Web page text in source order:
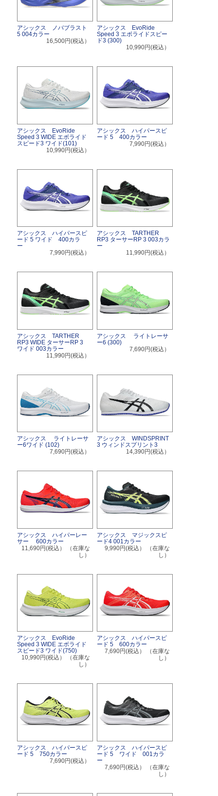
アシックス ノバブラスト
5 004カラー
16,500円(税込）
アシックス EvoRide
Speed 3 エボライドスピー
ド3 (300)
10,990円(税込）
アシックス EvoRide
Speed 3 WIDE エボライド
スピード3 ワイド(101)
10,990円(税込）
アシックス ハイパースピ
ード 5 400カラー
7,990円(税込）
アシックス ハイパースピ
ード 5 ワイド 400カラ
ー
7,990円(税込）
アシックス TARTHER
RP3 ターサーRP 3 003カラ
ー
11,990円(税込）
アシックス TARTHER
RP3 WIDE ターサーRP 3
ワイド 003カラー
11,990円(税込）
アシックス ライトレーサ
ー6 (300)
7,690円(税込）
アシックス ライトレーサ
ー6ワイド (102)
7,690円(税込）
アシックス WINDSPRINT
3 ウィンドスプリント3
14,390円(税込）
アシックス ハイパーレー
サー 600カラー
11,690円(税込）
（在庫な
し）
アシックス マジックスピ
ード4 001カラー
9,990円(税込）
（在庫な
し）
アシックス EvoRide
Speed 3 WIDE エボライド
スピード3 ワイド(750)
10,990円(税込）
（在庫な
し）
アシックス ハイパースピ
ード 5 600カラー
7,690円(税込）
（在庫な
し）
アシックス ハイパースピ
ード 5 750カラー
7,690円(税込）
アシックス ハイパースピ
ード 5 ワイド 001カラ
ー
7,690円(税込）
（在庫な
し）